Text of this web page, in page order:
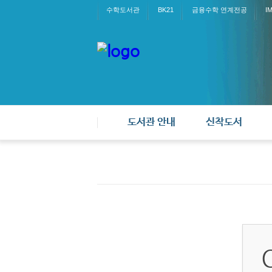
수학도서관 BK21 금융수학 연계전공
도서관 안내 신착도서